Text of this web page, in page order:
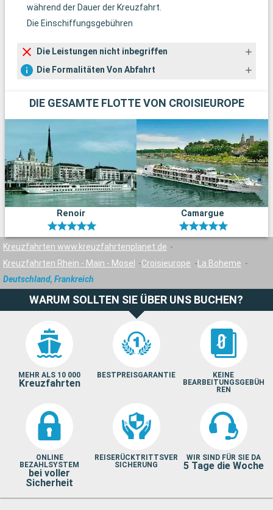
während der Dauer der Kreuzfahrt.
Die Einschiffungsgebühren
Die Leistungen nicht inbegriffen
Die Formalitäten Von Abfahrt
DIE GESAMTE FLOTTE VON CROISIEUROPE
Renoir Camargue
Kreuzfahrten www.kreuzfahrtenplanet.de
Kreuzfahrten Rhein - Main - Mosel
Croisieurope
La Boheme
Deutschland, Frankreich
WARUM SOLLTEN SIE ÜBER UNS BUCHEN?
MEHR ALS 10 000
Kreuzfahrten
BESTPREISGARANTIE
KEINE
BEARBEITUNGSGEBÜH
REN
ONLINE
BEZAHLSYSTEM
bei voller
Sicherheit
REISERÜCKTRITTSVER
SICHERUNG
WIR SIND FÜR SIE DA
5 Tage die Woche